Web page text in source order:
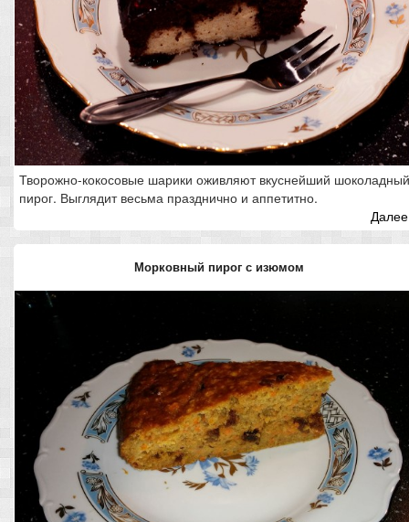
Творожно-кокосовые шарики оживляют вкуснейший шоколадный
пирог. Выглядит весьма празднично и аппетитно.
Морковный пирог с изюмом